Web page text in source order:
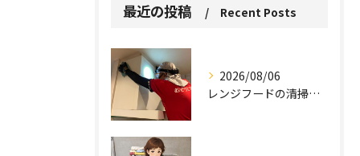
最近の投稿 Recent Posts
2026/08/06
レンジフードの清掃、忘れていませんか？